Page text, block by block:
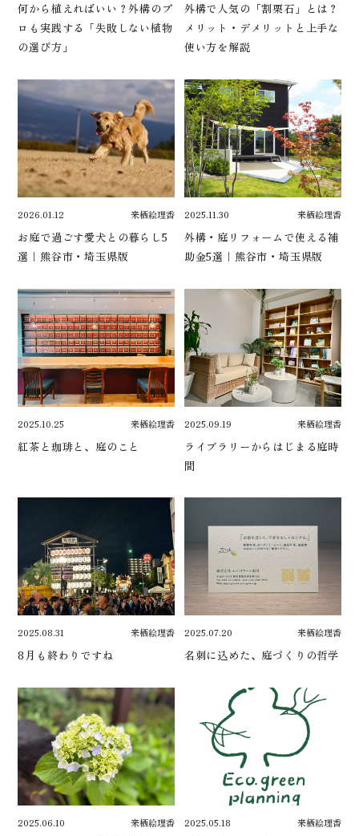
何から植えればいい？外構のプ
ロも実践する「失敗しない植物
の選び方」
外構で人気の「割栗石」とは？
メリット・デメリットと上手な
使い方を解説
2026.01.12 来栖絵理香
お庭で過ごす愛犬との暮らし5
選｜熊谷市・埼玉県版
2025.11.30 来栖絵理香
外構・庭リフォームで使える補
助金5選｜熊谷市・埼玉県版
2025.10.25 来栖絵理香
紅茶と珈琲と、庭のこと
2025.09.19 来栖絵理香
ライブラリーからはじまる庭時
間
2025.08.31 来栖絵理香
8月も終わりですね
2025.07.20 来栖絵理香
名刺に込めた、庭づくりの哲学
2025.06.10 来栖絵理香 2025.05.18 来栖絵理香